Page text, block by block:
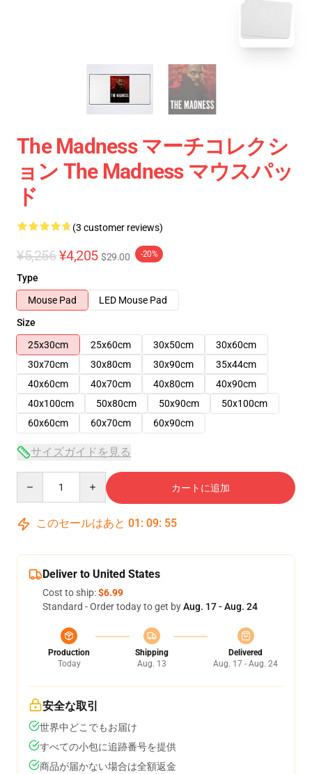
The Madness マーチコレクシ
ョン The Madness マウスパッ
ド
(3 customer reviews)
¥5,256 ¥4,205 $29.00 -20%
Type
Mouse Pad
LED Mouse Pad
Size
25x30cm
25x60cm 30x50cm
30x60cm
30x70cm
30x80cm 30x90cm
35x44cm
40x60cm
40x70cm 40x80cm
40x90cm
40x100cm
50x80cm 50x90cm
50x100cm
60x60cm
60x70cm 60x90cm
サイズガイドを見る
カートに追加
このセールはあと 01 : 09: 54
Deliver to United States
Cost to ship:$6.99
Standard - Order today to get byAug. 17 - Aug. 24
Production
Today
Shipping
Aug. 13
Delivered
Aug. 17 - Aug. 24
安全な取引
世界中どこでもお届け
すべての小包に追跡番号を提供
商品が届かない場合は全額返金